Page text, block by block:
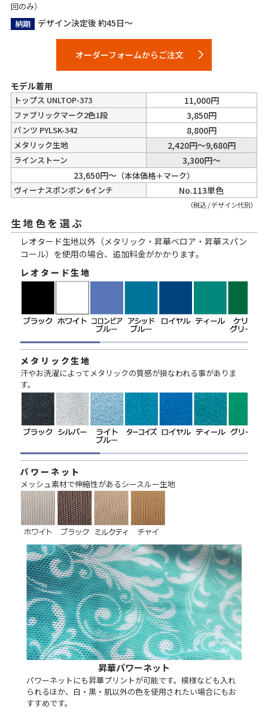
回のみ）
納期
デザイン決定後 約45日～
オーダーフォームからご注文
モデル着用
（税込 / デザイン代別）
トップス UNLTOP-373 11,000円
ファブリックマーク2色1段 3,850円
パンツ PYLSK-342 8,800円
メタリック生地 2,420円～9,680円
ラインストーン
3,300円～
23,650円～ （本体価格＋マーク）
ヴィーナスポンポン 6インチ
No.113単色
生地色を選ぶ
レオタード生地以外（メタリック・昇華ベロア・昇華スパン
コール）を使用の場合、追加料金がかかります。
レオタード生地
メタリック生地
汗やお洗濯によってメタリックの質感が損なわれる事がありま
す。
パワーネット
メッシュ素材で伸縮性があるシースルー生地
昇華パワーネット
パワーネットにも昇華プリントが可能です。模様なども入れ
られるほか、白・黒・肌以外の色を使用されたい場合にもお
すすめです。